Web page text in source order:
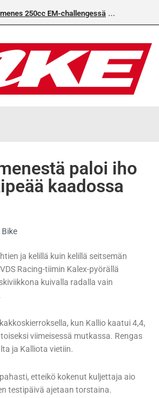
250cc EM-challengessä
paloi iho
kaadossa
Bike
ja kelillä kuin kelillä seitsemän
Racing-tiimin Kalex-pyörällä
kuivalla radalla vain
kun Kallio kaatui 4,4,
viimeisessä mutkassa. Rengas
ja Kalliota vietiin.
etteikö kokenut kuljettaja aio
testipäivä ajetaan torstaina.